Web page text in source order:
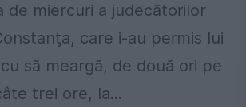
de miercuri a judecătorilor
care i-au permis lui
să meargă, de două ori pe
trei ore, la...